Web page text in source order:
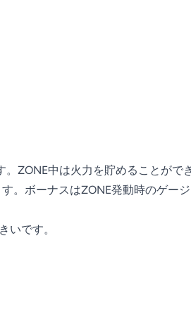
ZONE中は火力を貯めることがで
。ボーナスはZONE発動時のゲー
いです。